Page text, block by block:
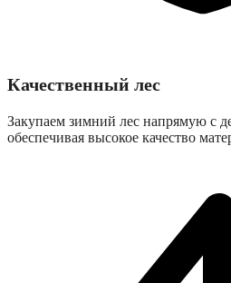
Качественный лес
Закупаем зимний лес напрямую с
обеспечивая высокое качество